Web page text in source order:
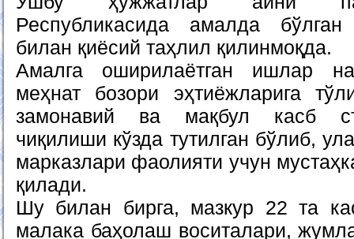
Республикасида амалда
билан қиёсий таҳлил қилинмоқда.
Амалга оширилаётган ишлар
меҳнат бозори эҳтиёжларига
замонавий ва мақбул касб
чиқилиши кўзда тутилган бўлиб,
марказлари фаолияти учун
қилади.
Шу билан бирга, мазкур 22 та
малака баҳолаш воситалари,